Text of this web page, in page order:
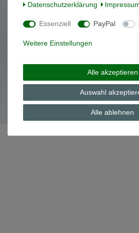
Widerrufs­recht
© Copyright 2026 | Alle Rechte
Daten­schutz­erklärung
Essenziell PayPal
Weitere Einstellungen
Alle akzeptieren
Auswahl
Alle ablehnen